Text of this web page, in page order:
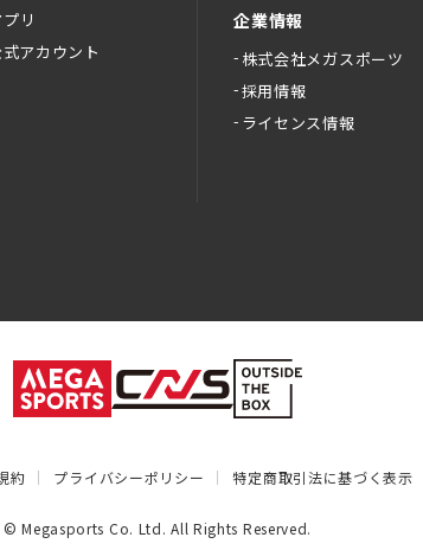
リ
アカウント
企業情報
株式会社メガスポーツ
採用情報
ライセンス情報
約 プライバシーポリシー 特定商取引法に基づく表示
© Megasports Co. Ltd. All Rights Reserved.